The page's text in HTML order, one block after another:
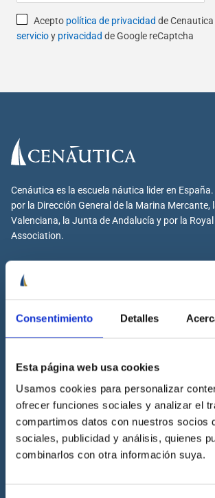
Consentimiento Detalles
Esta página web usa cookies
Usamos cookies para personalizar
ofrecer funciones sociales y analizar el
compartimos datos con nuestros socios
sociales, publicidad y análisis, quienes
combinarlos con otra información suya.
Acepto política de privacidad de Cenautica
servicioy privacidad de Google reCaptcha
Cenáutica es la escuela náutica lider en
por la Dirección General de la Marina Mercante,
Valenciana, la Junta de Andalucía y por la
Association.
Escuela náutica
Contacta con Cenáutica
Historia de Cenáutica
Trabaja con Cenáutica
Sala de prensa
Preguntas frecuentes